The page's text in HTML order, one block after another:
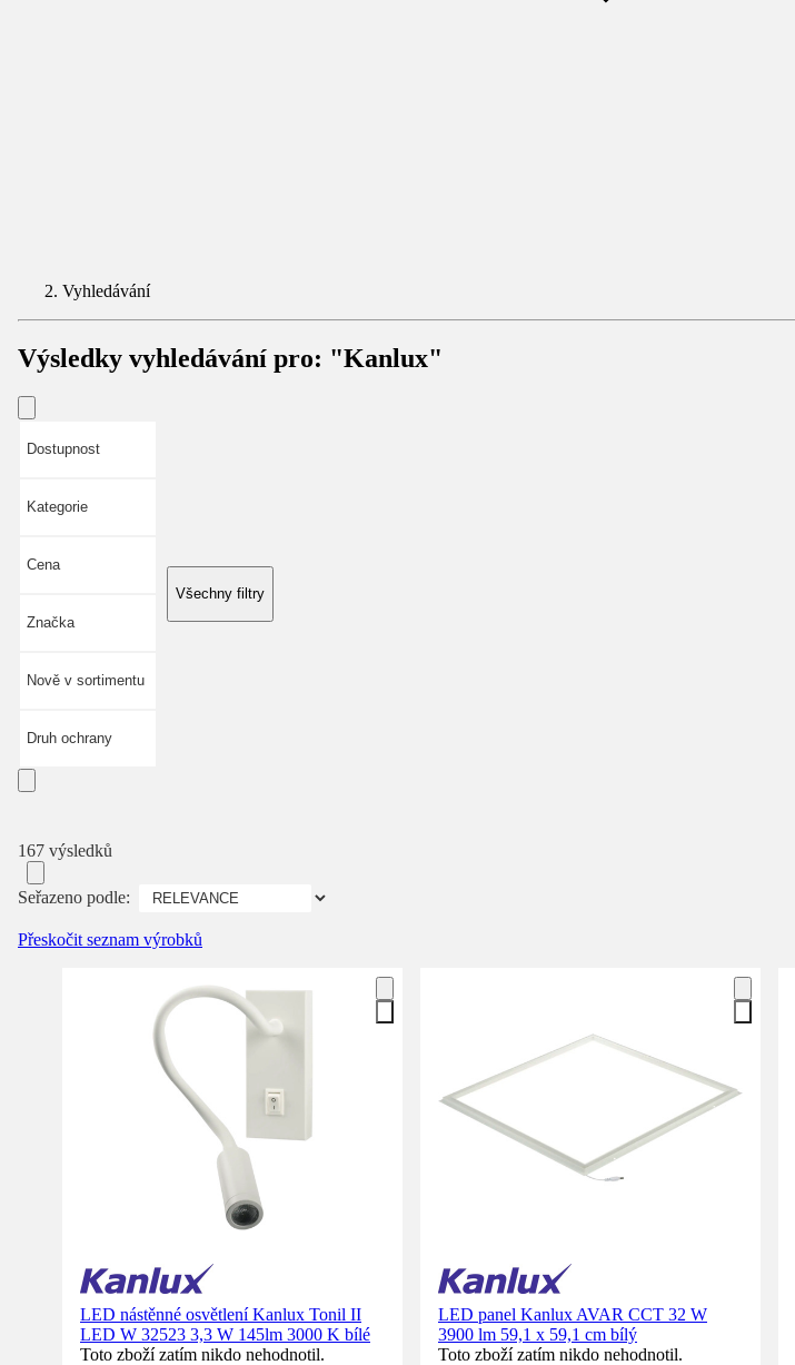
Vyhledávání
Výsledky vyhledávání pro: "Kanlux"
Dostupnost
Kategorie
Cena
Značka
Nově v sortimentu
Druh ochrany
Všechny filtry
167 výsledků
Seřazeno podle:
Přeskočit seznam výrobků
LED nástěnné osvětlení Kanlux Tonil II
LED W 32523 3,3 W 145lm 3000 K bílé
Toto zboží zatím nikdo nehodnotil.
LED panel Kanlux AVAR CCT 32 W
3900 lm 59,1 x 59,1 cm bílý
Toto zboží zatím nikdo nehodnotil.